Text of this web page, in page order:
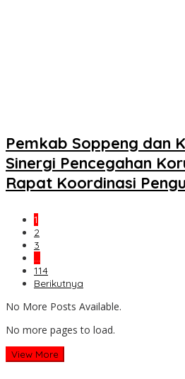
Pemkab Soppeng dan
Sinergi Pencegahan
Rapat Koordinasi
1
2
3
…
114
Berikutnya
No More Posts Available.
No more pages to load.
View More